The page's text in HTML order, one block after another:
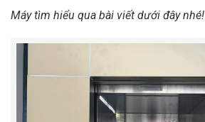
Máy tìm hiểu qua bài viết dưới đây nhé!